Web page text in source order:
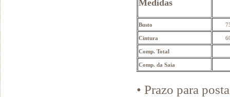
Medidas
Busto
Cintura
Comp. Total
Comp. da Saia
• Prazo para